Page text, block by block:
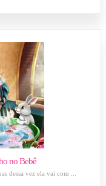
no Bebê
dessa vez ela vai com ...